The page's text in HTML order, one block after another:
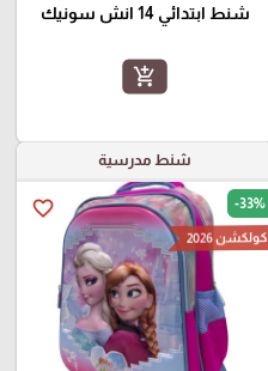
شنط ابتدائي 14 انش سونيك
add_shopping_cart
شنط مدرسية
favorite_border -33%
كولكشن 2026